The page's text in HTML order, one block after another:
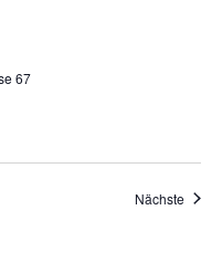
67
Nächste